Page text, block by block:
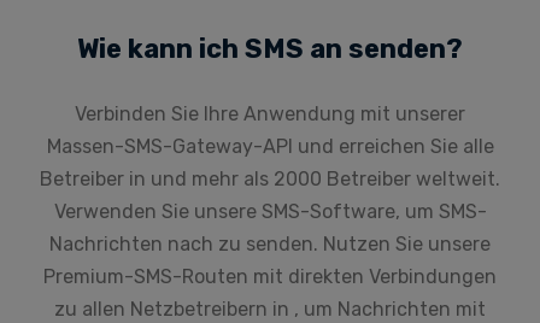
Wie kann ich SMS an senden?
Verbinden Sie Ihre Anwendung mit unserer
Massen-SMS-Gateway-API und erreichen Sie alle
Betreiber in und mehr als 2000 Betreiber weltweit.
Verwenden Sie unsere SMS-Software, um SMS-
Nachrichten nach zu senden. Nutzen Sie unsere
Premium-SMS-Routen mit direkten Verbindungen
zu allen Netzbetreibern in , um Nachrichten mit